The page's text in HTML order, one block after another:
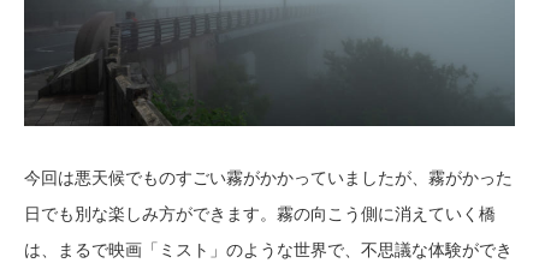
今回は悪天候でものすごい霧がかかっていましたが、霧がかった
日でも別な楽しみ方ができます。霧の向こう側に消えていく橋
は、まるで映画「ミスト」のような世界で、不思議な体験ができ